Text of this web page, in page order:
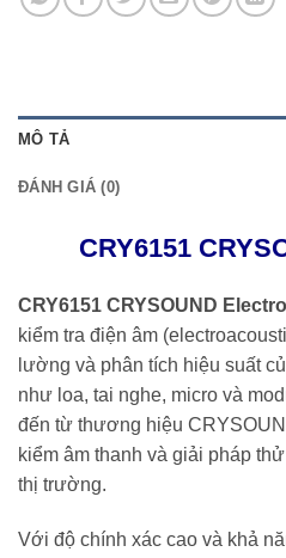
MÔ TẢ
ĐÁNH GIÁ (0)
CRY6151
CRY6151 CRYSOUND
kiểm tra điện âm
lường và phân tích hiệu suất
như loa, tai nghe, micro và
đến từ thương hiệu
kiểm âm thanh và giải pháp
thị trường.
Với độ chính xác cao và khả